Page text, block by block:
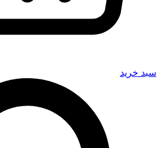
سبد خرید